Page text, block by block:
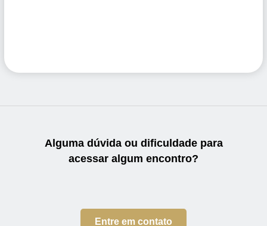
Alguma dúvida ou dificuldade para
acessar algum encontro?
Entre em contato